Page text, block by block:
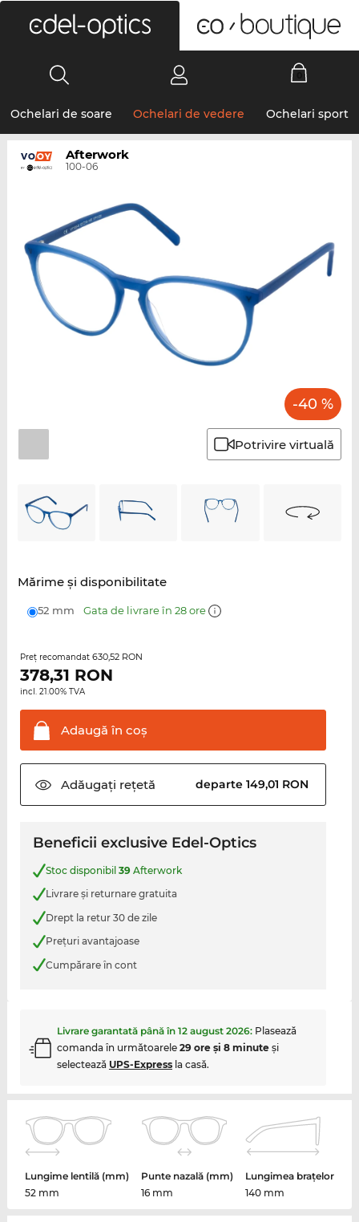
Ochelari de soare Ochelari de vedere Ochelari sport
Afterwork
100-06
-40 %
Potrivire virtuală
Mărime şi disponibilitate
52 mm Gata de livrare în 28 ore
Preţ recomandat 630,52 RON
378,31 RON
incl. 21.00% TVA
Adaugă în coş
Adăugați rețetă departe 149,01 RON
Beneficii exclusive Edel-Optics
Stoc disponibil 39Afterwork
Livrare şi returnare gratuita
Drept la retur 30 de zile
Preţuri avantajoase
Cumpărare în cont
Livrare garantată până în 12 august 2026: Plasează
comanda în următoarele 29 ore şi 8 minuteşi
selectează UPS-Expressla casă.
Lungime lentilă (mm)
52 mm
Punte nazală (mm)
16 mm
Lungimea brațelor
140 mm